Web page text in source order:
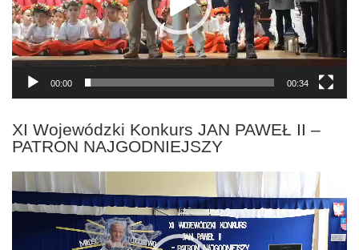
00:00 00:34
XI Wojewódzki Konkurs JAN PAWEŁ II –
PATRON NAJGODNIEJSZY
Odtwarzacz
video